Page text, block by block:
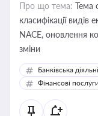
Про що тема: Тема
класифікації видів
NACE, оновлення
зміни
Банківська
Фінансові послуги